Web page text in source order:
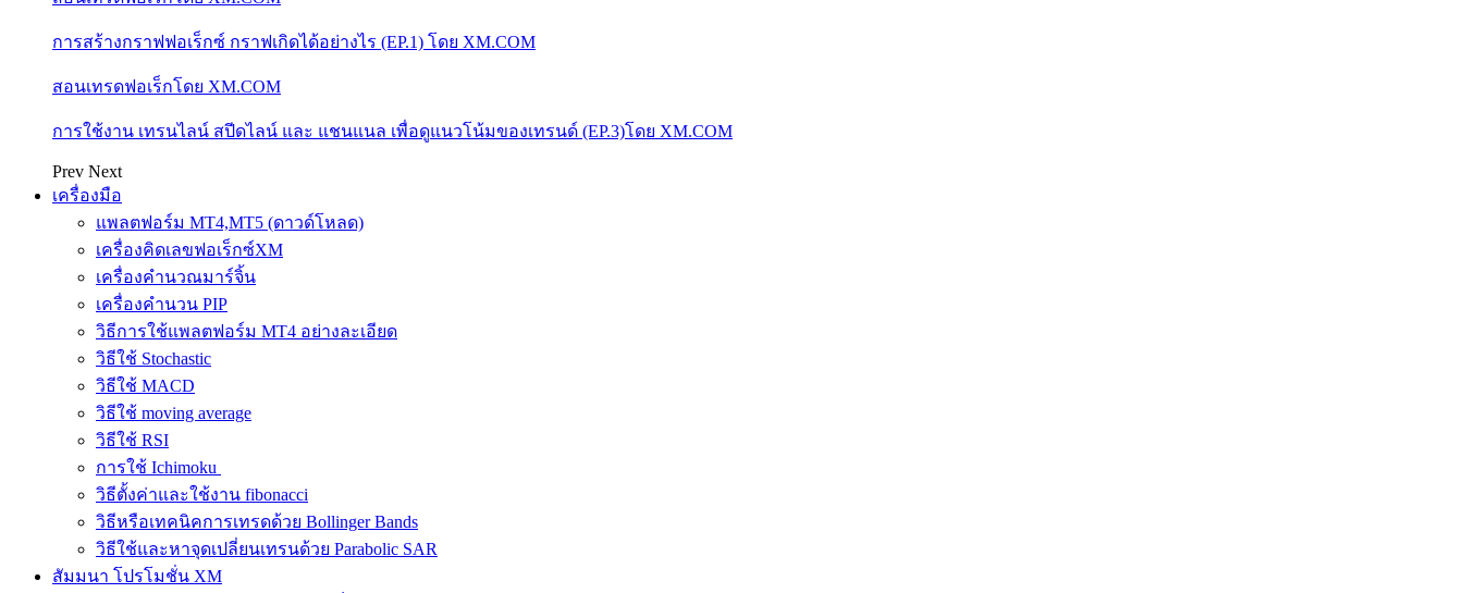
การสร้างกราฟฟอเร็กซ์ กราฟเกิดได้อย่างไร (EP.1) โดย XM.COM
สอนเทรดฟอเร็กโดย XM.COM
การใช้งาน เทรนไลน์ สปีดไลน์ และ แชนแนล เพื่อดูแนวโน้มของเทรนด์ (EP.3)โดย XM.COM
Prev Next
เครื่องมือ
แพลตฟอร์ม MT4,MT5 (ดาวด์โหลด)
เครื่องคิดเลขฟอเร็กซ์XM
เครื่องคำนวณมาร์จิ้น
เครื่องคำนวน PIP
วิธีการใช้แพลตฟอร์ม MT4 อย่างละเอียด
วิธีใช้ Stochastic
วิธีใช้ MACD
วิธีใช้ moving average
วิธีใช้ RSI
การใช้ Ichimoku
วิธีตั้งค่าและใช้งาน fibonacci
วิธีหรือเทคนิคการเทรดด้วย Bollinger Bands
วิธีใช้และหาจุดเปลี่ยนเทรนด้วย Parabolic SAR
สัมมนา โปรโมชั่น XM